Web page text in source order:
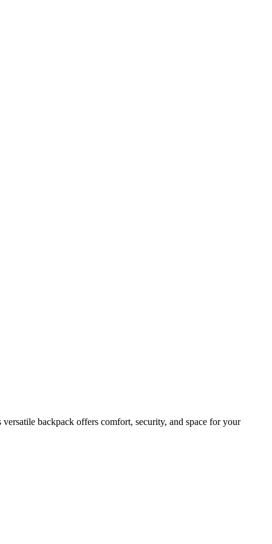
backpack offers comfort, security, and space for your